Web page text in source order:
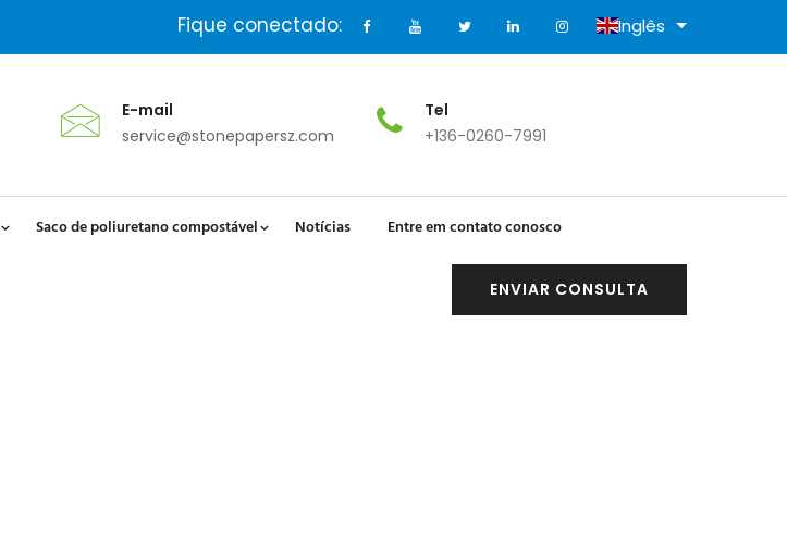
Inglês
Fique conectado:
E-mail
service@stonepapersz.com
Tel
+136-0260-7991
Saco de poliuretano compostável Notícias Entre em contato conosco
ENVIAR CONSULTA